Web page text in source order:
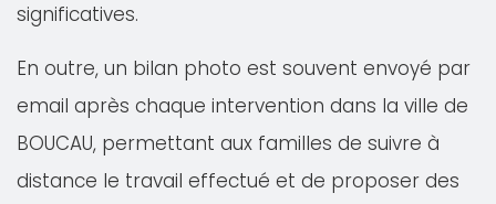
significatives.
En outre, un bilan photo est souvent envoyé par
email après chaque intervention dans la ville de
BOUCAU, permettant aux familles de suivre à
distance le travail effectué et de proposer des